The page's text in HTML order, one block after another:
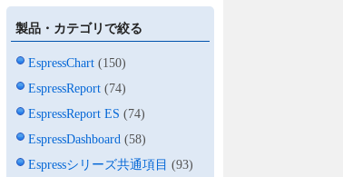
製品・カテゴリで絞る
EspressChart (150)
EspressReport (74)
EspressReport ES (74)
EspressDashboard (58)
Espressシリーズ共通項目 (93)